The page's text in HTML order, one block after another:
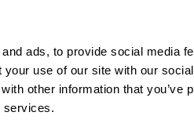
ads, to provide social media
use of our site with our
other information that you’ve
services.